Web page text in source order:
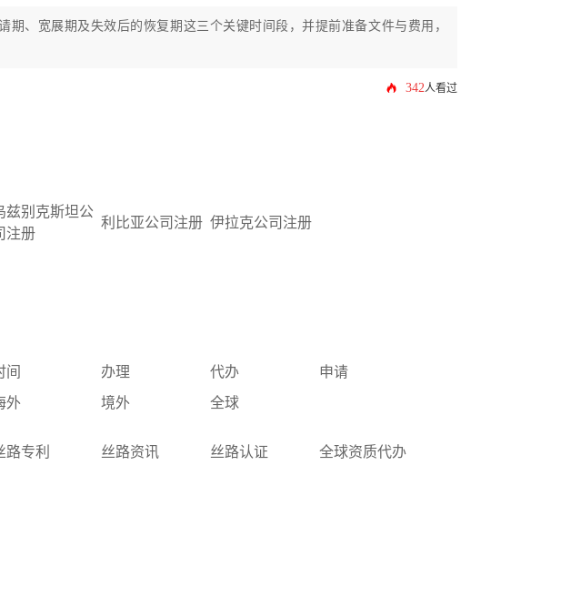
、宽展期及失效后的恢复期这三个关键时间段，并提前准备文件与费用，
342人看过
兹别克斯坦公
注册
利比亚公司注册 伊拉克公司注册
间 办理 代办
申请
外 境外 全球
路专利 丝路资讯 丝路认证
全球资质代办